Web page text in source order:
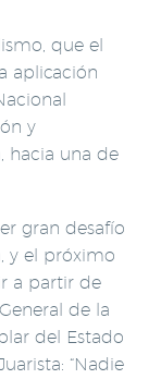
que el
aplicación
y
hacia una de
gran desafío
y el próximo
a partir de
de la
del Estado
“Nadie